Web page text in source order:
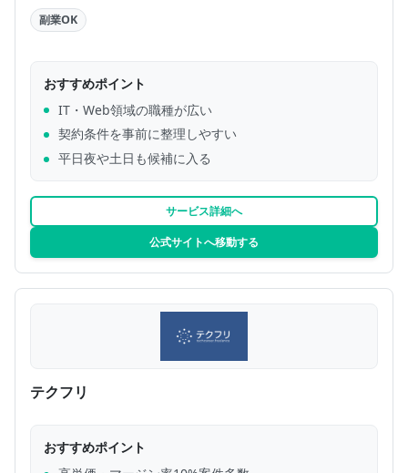
副業OK
おすすめポイント
IT・Web領域の職種が広い
契約条件を事前に整理しやすい
平日夜や土日も候補に入る
サービス詳細へ
公式サイトへ移動する
テクフリ
おすすめポイント